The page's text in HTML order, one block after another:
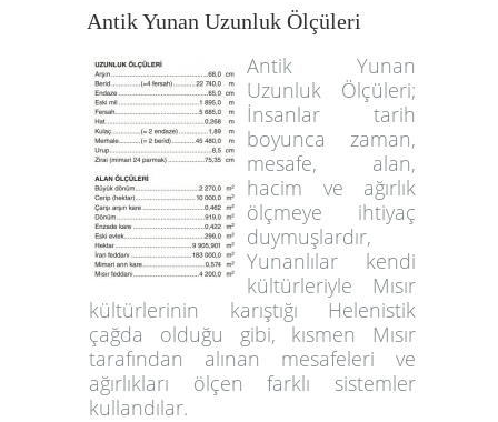
Antik Yunan Uzunluk Ölçüleri
Antik Yunan
Uzunluk Ölçüleri;
İnsanlar tarih
boyunca zaman,
mesafe, alan,
hacim ve ağırlık
ölçmeye ihtiyaç
duymuşlardır,
Yunanlılar kendi
kültürleriyle Mısır
kültürlerinin karıştığı Helenistik
çağda olduğu gibi, kısmen Mısır
tarafından alınan mesafeleri ve
ağırlıkları ölçen farklı sistemler
kullandılar.